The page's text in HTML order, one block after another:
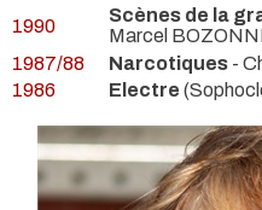
1990
Scènes de la
Marcel
1987/88
Narcotiques -
1986
Electre